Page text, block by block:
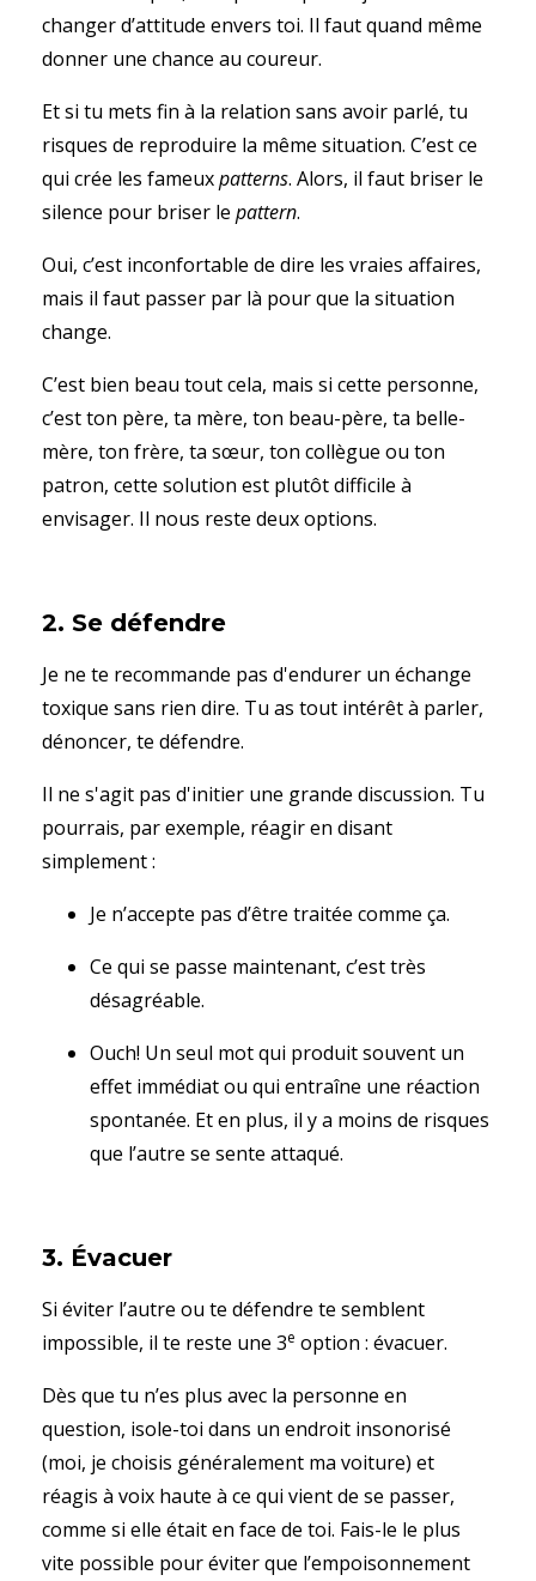
changer d’attitude envers toi. Il faut quand même
donner une chance au coureur.
Et si tu mets fin à la relation sans avoir parlé, tu
risques de reproduire la même situation. C’est ce
qui crée les fameuxpatterns. Alors, il faut briser le
silence pour briser le pattern.
Oui, c’est inconfortable de dire les vraies affaires,
mais il faut passer par là pour que la situation
change.
C’est bien beau tout cela, mais si cette personne,
c’est ton père, ta mère, ton beau-père, ta belle-
mère, ton frère, ta sœur, ton collègue ou ton
patron, cette solution est plutôt difficile à
envisager. Il nous reste deux options.
2. Se défendre
Je ne te recommande pas d'endurer un échange
toxique sans rien dire. Tu as tout intérêt à parler,
dénoncer, te défendre.
Il ne s'agit pas d'initier une grande discussion. Tu
pourrais, par exemple, réagir en disant
simplement :
Je n’accepte pas d’être traitée comme ça.
Ce qui se passe maintenant, c’est très
désagréable.
Ouch! Un seul mot qui produit souvent un
effet immédiat ou qui entraîne une réaction
spontanée. Et en plus, il y a moins de risques
que l’autre se sente attaqué.
3. Évacuer
Si éviter l’autre ou te défendre te semblent
impossible, il te reste une 3e option : évacuer.
Dès que tu n’es plus avec la personne en
question, isole-toi dans un endroit insonorisé
(moi, je choisis généralement ma voiture) et
réagis à voix haute à ce qui vient de se passer,
comme si elle était en face de toi. Fais-le le plus
vite possible pour éviter que l’empoisonnement